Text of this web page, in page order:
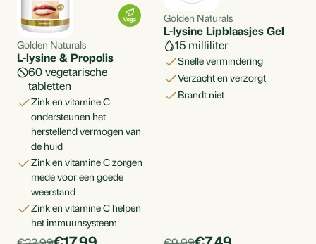
Golden Naturals
L-lysine & Propolis
60 vegetarische
tabletten
zink en vitamine C
ondersteunen het
herstellend vermogen van
de huid
zink en vitamine C zorgen
mede voor een goede
weerstand
zink en vitamine C helpen
het immuunsysteem
Per
products.price_discounted:
Golden Naturals
L-lysine Lipblaasjes Gel
15 milliliter
Snelle vermindering
Verzacht en verzorgt
Brandt niet
Per